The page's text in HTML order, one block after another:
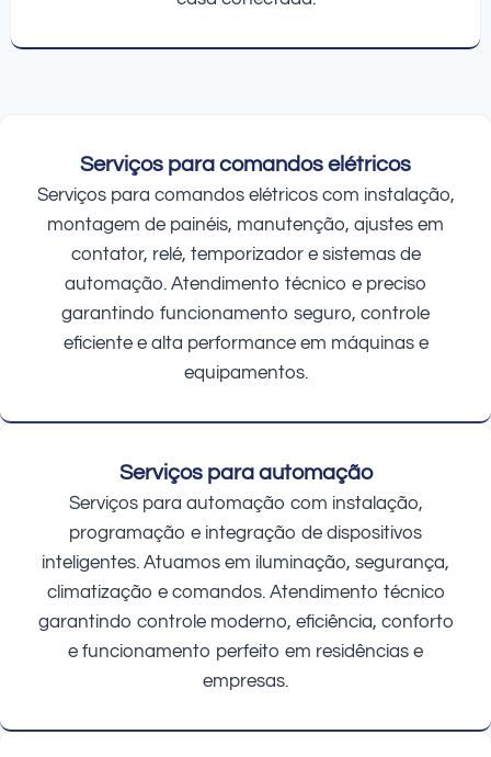
Serviços para comandos elétricos
Serviços para comandos elétricos com instalação,
montagem de painéis, manutenção, ajustes em
contator, relé, temporizador e sistemas de
automação. Atendimento técnico e preciso
garantindo funcionamento seguro, controle
eficiente e alta performance em máquinas e
equipamentos.
Serviços para automação
Serviços para automação com instalação,
programação e integração de dispositivos
inteligentes. Atuamos em iluminação, segurança,
climatização e comandos. Atendimento técnico
garantindo controle moderno, eficiência, conforto
e funcionamento perfeito em residências e
empresas.